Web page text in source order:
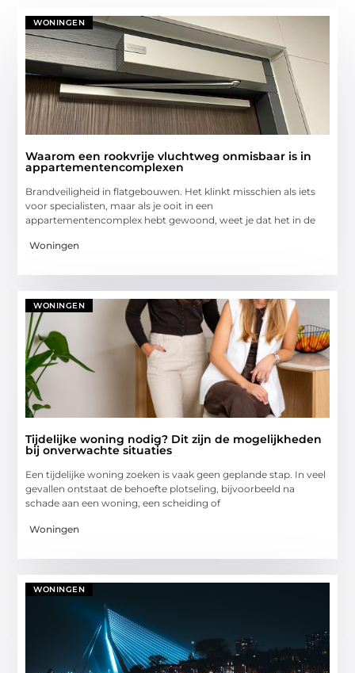
WONINGEN
Waarom een rookvrije vluchtweg onmisbaar is in
appartementencomplexen
Brandveiligheid in flatgebouwen. Het klinkt misschien als iets
voor specialisten, maar als je ooit in een
appartementencomplex hebt gewoond, weet je dat het in de
Woningen
WONINGEN
Tijdelijke woning nodig? Dit zijn de mogelijkheden
bij onverwachte situaties
Een tijdelijke woning zoeken is vaak geen geplande stap. In veel
gevallen ontstaat de behoefte plotseling, bijvoorbeeld na
schade aan een woning, een scheiding of
Woningen
WONINGEN